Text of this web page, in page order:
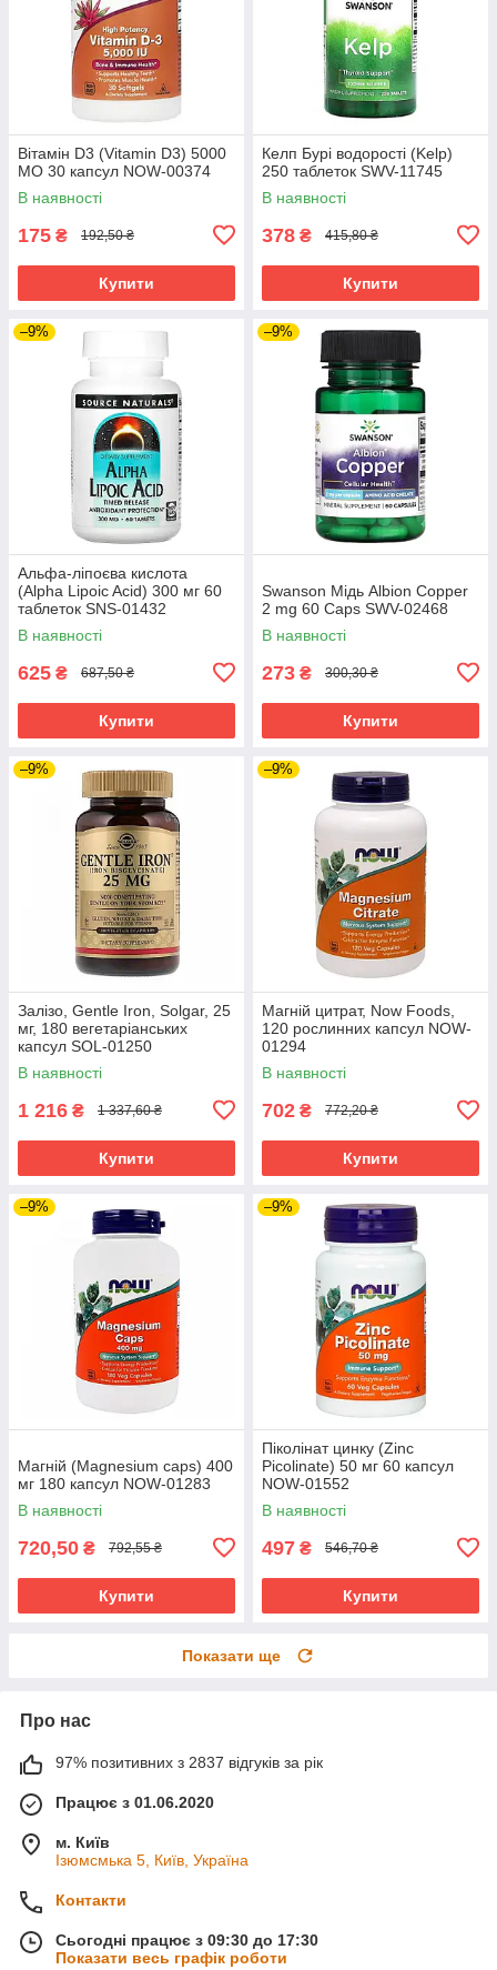
Вітамін D3 (Vitamin D3) 5000
МО 30 капсул NOW-00374
В наявності
175 ₴ 192,50 ₴
Купити
Келп Бурі водорості (Kelp)
250 таблеток SWV-11745
В наявності
378 ₴ 415,80 ₴
Купити
–9%
Альфа-ліпоєва кислота
(Alpha Lipoic Acid) 300 мг 60
таблеток SNS-01432
В наявності
625 ₴ 687,50 ₴
Купити
–9%
Swanson Мідь Albion Copper
2 mg 60 Caps SWV-02468
В наявності
273 ₴ 300,30 ₴
Купити
–9%
Залізо, Gentle Iron, Solgar, 25
мг, 180 вегетаріанських
капсул SOL-01250
В наявності
1 216 ₴ 1 337,60 ₴
Купити
–9%
Магній цитрат, Now Foods,
120 рослинних капсул NOW-
01294
В наявності
702 ₴ 772,20 ₴
Купити
–9%
Магній (Magnesium caps) 400
мг 180 капсул NOW-01283
В наявності
720,50 ₴ 792,55 ₴
Купити
–9%
Піколінат цинку (Zinc
Picolinate) 50 мг 60 капсул
NOW-01552
В наявності
497 ₴ 546,70 ₴
Купити
Показати ще
Про нас
97% позитивних з 2837 відгуків за рік
Працює з 01.06.2020
м. Київ
Ізюмсмька 5, Київ, Україна
Контакти
Сьогодні працює з 09:30 до 17:30
Показати весь графік роботи